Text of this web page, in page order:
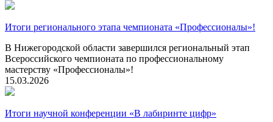
Итоги регионального этапа чемпионата «Профессионалы»!
В Нижегородской области завершился региональный этап
Всероссийского чемпионата по профессиональному
мастерству «Профессионалы»!
15.03.2026
Итоги научной конференции «В лабиринте цифр»